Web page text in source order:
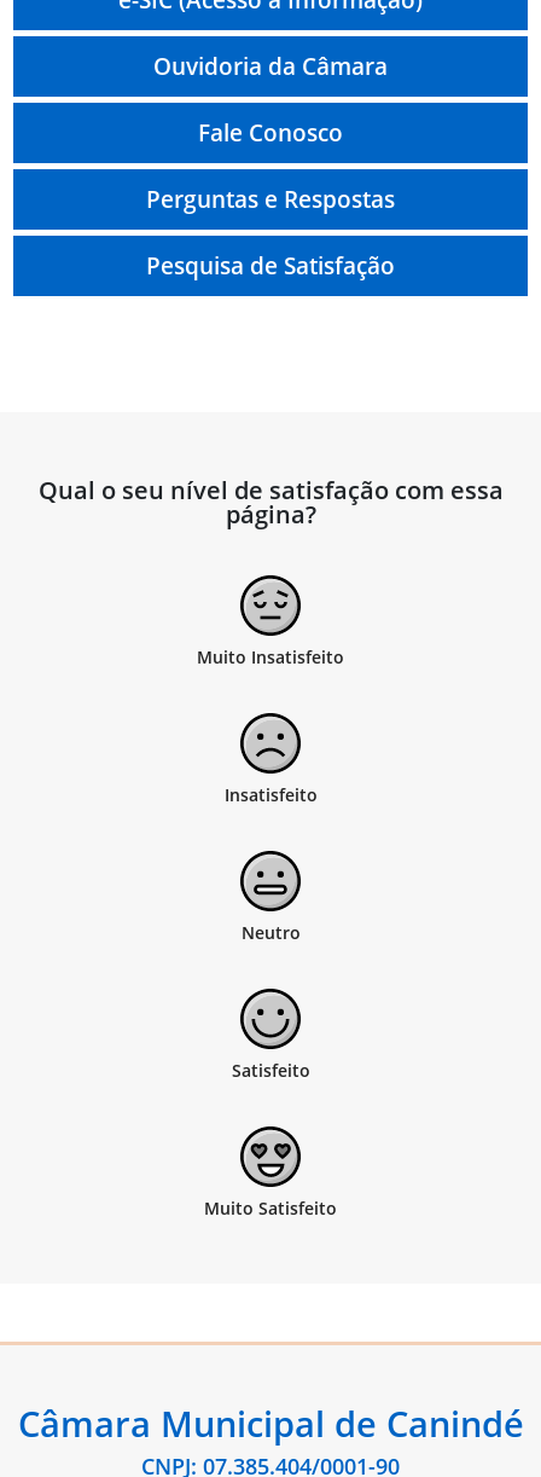
Ouvidoria da Câmara
Fale Conosco
Perguntas e Respostas
Pesquisa de Satisfação
Qual o seu nível de satisfação com essa
página?
Câmara Municipal de Canindé
CNPJ: 07.385.404/0001-90